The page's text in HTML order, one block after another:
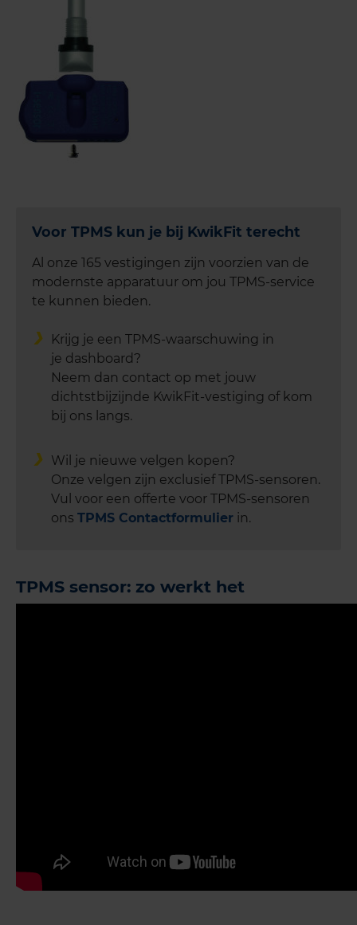
Voor TPMS kun je bij KwikFit terecht
Al onze 165 vestigingen zijn voorzien van de
modernste apparatuur om jou TPMS-service
te kunnen bieden.
Krijg je een TPMS-waarschuwing in
je dashboard?
Neem dan contact op met jouw
dichtstbijzijnde KwikFit-vestiging of kom
bij ons langs.
Wil je nieuwe velgen kopen?
Onze velgen zijn exclusief TPMS-sensoren.
Vul voor een offerte voor TPMS-sensoren
ons TPMS Contactformulier in.
TPMS sensor: zo werkt het